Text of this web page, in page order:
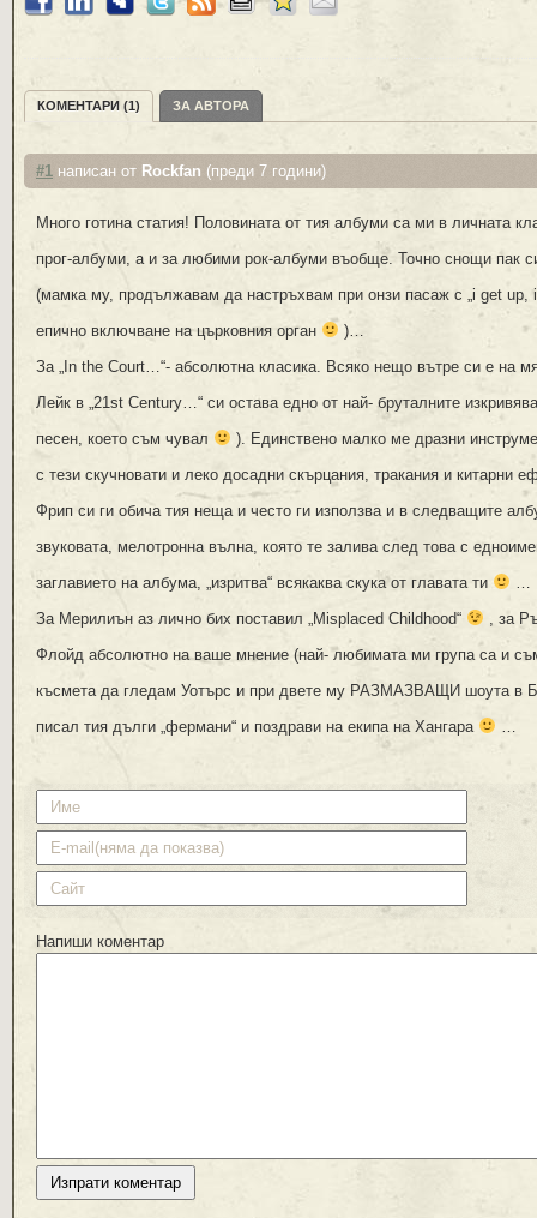
КОМЕНТАРИ (1) ЗА АВТОРА
#1 написан от Rockfan (преди 7 години)
Много готина статия! Половината от тия албуми са ми в личната
прог-албуми, а и за любими рок-албуми въобще. Точно снощи пак
(мамка му, продължавам да настръхвам при онзи пасаж с „i get up,
епично включване на църковния орган
)…
За „In the Court…“- абсолютна класика. Всяко нещо вътре си е на
Лейк в „21st Century…“ си остава едно от най- бруталните
песен, което съм чувал
). Единствено малко ме дразни
с тези скучновати и леко досадни скърцания, тракания и китарни
Фрип си ги обича тия неща и често ги използва и в следващите
звуковата, мелотронна вълна, която те залива след това с
заглавието на албума, „изритва“ всякаква скука от главата ти
За Мерилиън аз лично бих поставил „Misplaced Childhood“
, за
Флойд абсолютно на ваше мнение (най- любимата ми група са и
късмета да гледам Уотърс и при двете му РАЗМАЗВАЩИ шоута в
писал тия дълги „фермани“ и поздрави на екипа на Хангара
Напиши коментар